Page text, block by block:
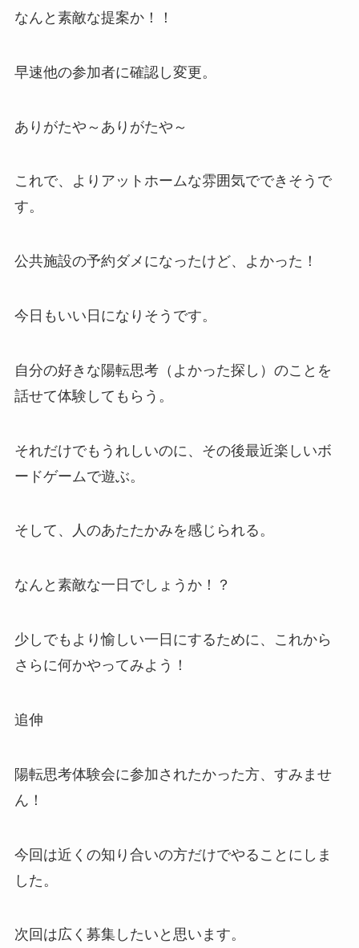
なんと素敵な提案か！！
早速他の参加者に確認し変更。
ありがたや～ありがたや～
これで、よりアットホームな雰囲気でできそうで
す。
公共施設の予約ダメになったけど、よかった！
今日もいい日になりそうです。
自分の好きな陽転思考（よかった探し）のことを
話せて体験してもらう。
それだけでもうれしいのに、その後最近楽しいボ
ードゲームで遊ぶ。
そして、人のあたたかみを感じられる。
なんと素敵な一日でしょうか！？
少しでもより愉しい一日にするために、これから
さらに何かやってみよう！
追伸
陽転思考体験会に参加されたかった方、すみませ
ん！
今回は近くの知り合いの方だけでやることにしま
した。
次回は広く募集したいと思います。